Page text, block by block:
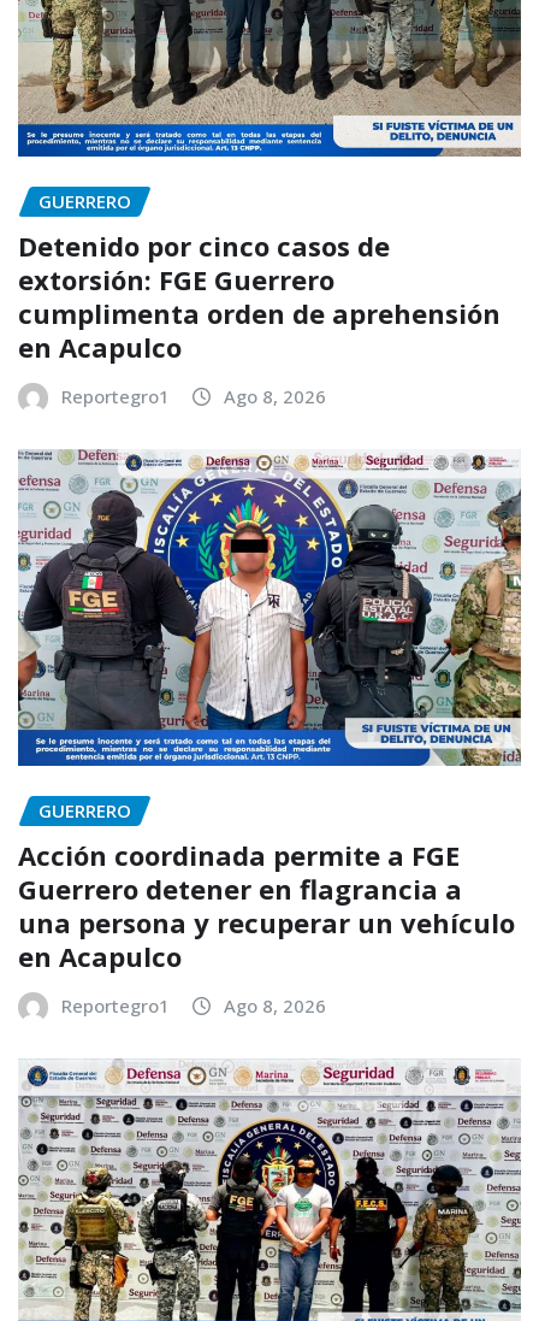
GUERRERO
Detenido por cinco casos de
extorsión: FGE Guerrero
cumplimenta orden de aprehensión
en Acapulco
Reportegro1 Ago 8, 2026
GUERRERO
Acción coordinada permite a FGE
Guerrero detener en flagrancia a
una persona y recuperar un vehículo
en Acapulco
Reportegro1 Ago 8, 2026